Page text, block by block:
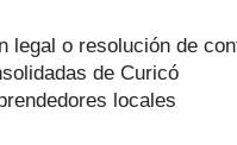
legal o resolución de
de Curicó
locales